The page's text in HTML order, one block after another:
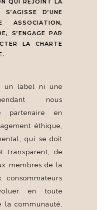
QUI REJOINT LA
S’AGISSE D’UNE
ASSOCIATION,
S’ENGAGE PAR
LA CHARTE
un label ni une
nous
partenaire en
éthique,
qui se doit
transparent, de
membres de la
consommateurs
en toute
la communauté,